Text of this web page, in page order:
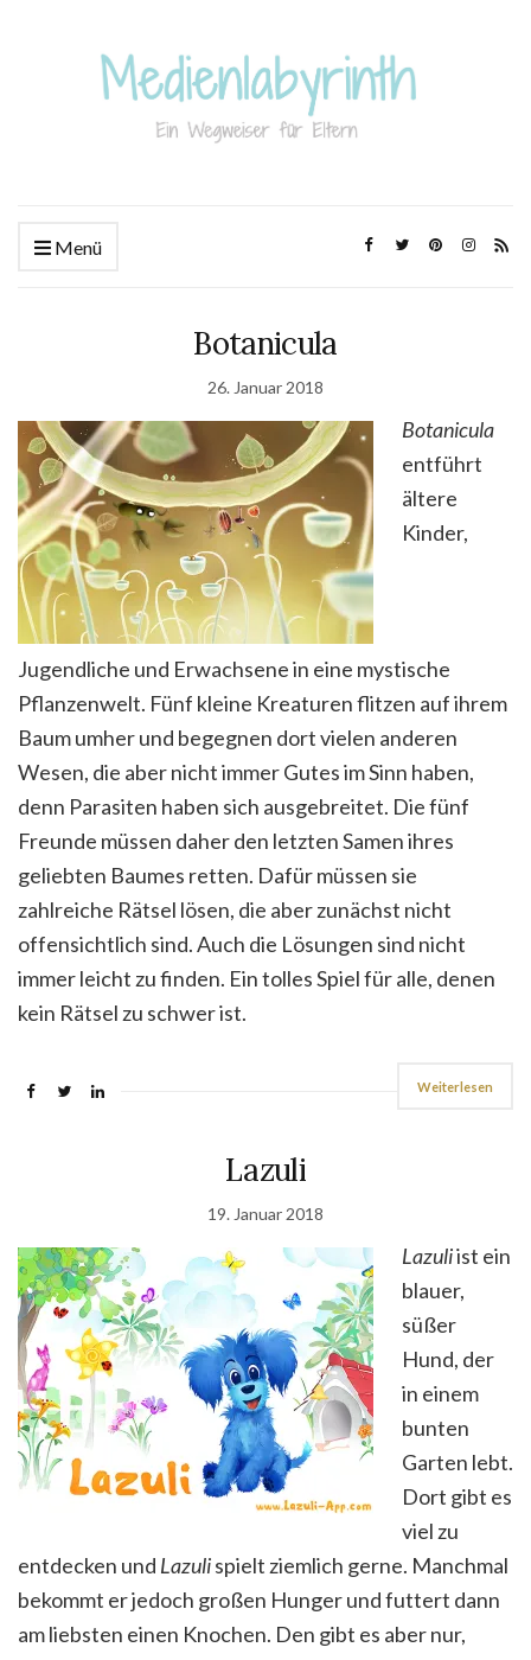
Menü
Botanicula
26. Januar 2018
Botanicula
entführt
ältere
Kinder,
Jugendliche und Erwachsene in eine mystische
Pflanzenwelt. Fünf kleine Kreaturen flitzen auf ihrem
Baum umher und begegnen dort vielen anderen
Wesen, die aber nicht immer Gutes im Sinn haben,
denn Parasiten haben sich ausgebreitet. Die fünf
Freunde müssen daher den letzten Samen ihres
geliebten Baumes retten. Dafür müssen sie
zahlreiche Rätsel lösen, die aber zunächst nicht
offensichtlich sind. Auch die Lösungen sind nicht
immer leicht zu finden. Ein tolles Spiel für alle, denen
kein Rätsel zu schwer ist.
Weiterlesen
Lazuli
19. Januar 2018
Lazuliist ein
blauer,
süßer
Hund, der
in einem
bunten
Garten lebt.
Dort gibt es
viel zu
entdecken und Lazulispielt ziemlich gerne. Manchmal
bekommt er jedoch großen Hunger und futtert dann
am liebsten einen Knochen. Den gibt es aber nur,